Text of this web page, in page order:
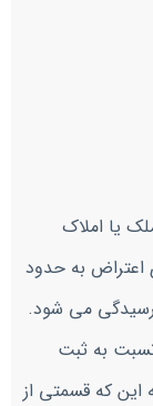
یا املاک
به حدود
می شود.
به ثبت
این که قسمتی از